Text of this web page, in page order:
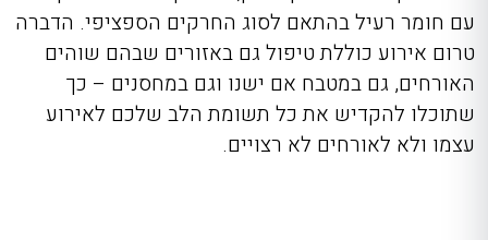
עם חומר רעיל בהתאם לסוג החרקים הספציפי. הדברה
טרום אירוע כוללת טיפול גם באזורים שבהם שוהים
האורחים, גם במטבח אם ישנו וגם במחסנים – כך
שתוכלו להקדיש את כל תשומת הלב שלכם לאירוע
עצמו ולא לאורחים לא רצויים.